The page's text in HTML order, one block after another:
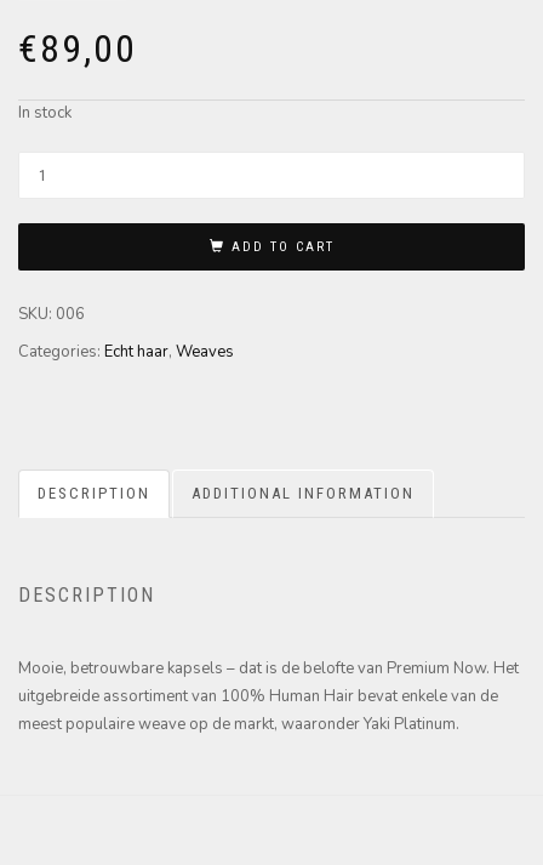
€89,00
In stock
ADD TO CART
SKU: 006
Categories: Echt haar, Weaves
DESCRIPTION ADDITIONAL INFORMATION
DESCRIPTION
Mooie, betrouwbare kapsels – dat is de belofte van Premium Now. Het
uitgebreide assortiment van 100% Human Hair bevat enkele van de
meest populaire weave op de markt, waaronder Yaki Platinum.